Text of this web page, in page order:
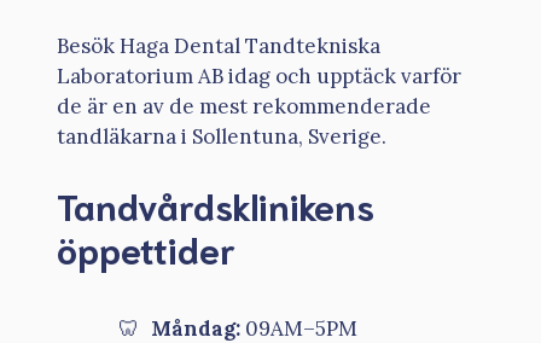
Besök Haga Dental Tandtekniska
Laboratorium AB idag och upptäck varför
de är en av de mest rekommenderade
tandläkarna i Sollentuna, Sverige.
Tandvårdsklinikens
öppettider
Måndag: 09AM–5PM